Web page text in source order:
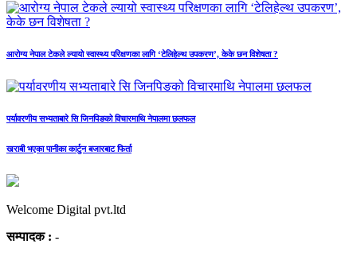
आरोग्य नेपाल टेकले ल्यायो स्वास्थ्य परिक्षणका लागि ‘टेलिहेल्थ उपकरण’, केके छन विशेषता ?
पर्यावरणीय सभ्यताबारे सि जिनपिङको विचारमाथि नेपालमा छलफल
खराबी भएका पानीका कार्टुन बजारबाट फिर्ता
Welcome Digital pvt.ltd
सम्पादक : -